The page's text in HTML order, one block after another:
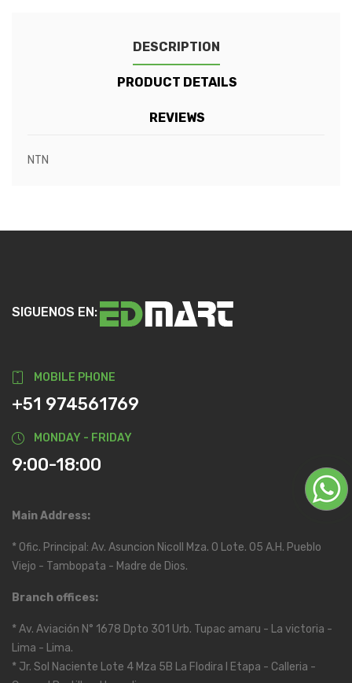
DESCRIPTION
PRODUCT DETAILS
REVIEWS
NTN
SIGUENOS EN:
MOBILE PHONE
+51 974561769
MONDAY - FRIDAY
9:00-18:00
Main Address:
* Ofic. Principal: Av. Asuncion Nicoll Mza. O Lote. 05 A.H. Pueblo
Viejo - Tambopata - Madre de Dios.
Branch offices:
* Av. Aviación N° 1678 Dpto 301 Urb. Tupac amaru - La victoria -
Lima - Lima.
* Jr. Sol Naciente Lote 4 Mza 5B La Flodira I Etapa - Calleria -